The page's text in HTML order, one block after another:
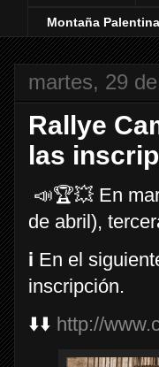
Montaña
martes, 29
Rallye
las
📣🏆💥 En
de abril),
ℹ️ En el
inscripción.
⬇️⬇️ http://